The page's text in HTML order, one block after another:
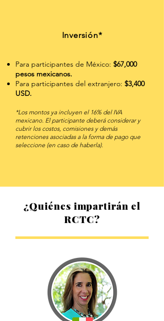
Inversión*
Para participantes de México: $67,000
pesos mexicanos.
Para participantes del extranjero: $3,400
USD.
*Los montos ya incluyen el 16% del IVA
mexicano. El participante deberá considerar y
cubrir los costos, comisiones y demás
retenciones asociadas a la forma de pago que
seleccione (en caso de haberla).
¿Quiénes impartirán el
RCTC?